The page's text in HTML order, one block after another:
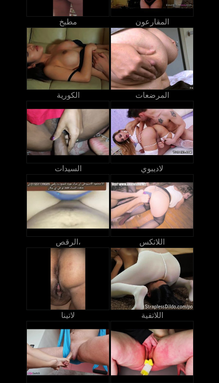
مطبخ المقارعون
الكورية المرضعات
السيدات لاديبوي
الرقص، اللاتكس
لاتينا اللاتفية